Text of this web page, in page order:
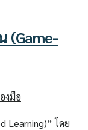
(Game-
งมือ
Learning)” โดย